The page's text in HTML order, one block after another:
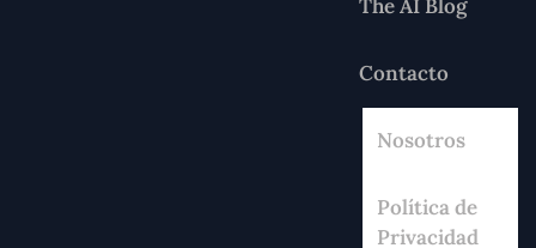
The AI Blog
Contacto
Nosotros
Política de
Privacidad